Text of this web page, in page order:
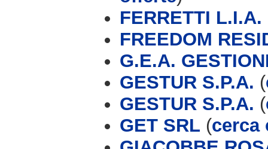
FERRETTI L.I.A.
FREEDOM
G.E.A.
GESTUR S.P.A. (
GESTUR S.P.A. (
GET SRL (cerca